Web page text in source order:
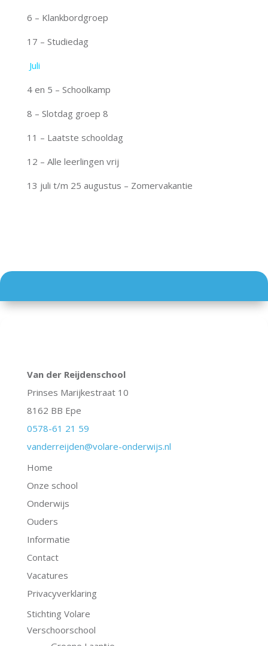
6 – Klankbordgroep
17 – Studiedag
Juli
4 en 5 – Schoolkamp
8 – Slotdag groep 8
11 – Laatste schooldag
12 – Alle leerlingen vrij
13 juli t/m 25 augustus – Zomervakantie
Van der Reijdenschool
Prinses Marijkestraat 10
8162 BB Epe
0578-61 21 59
vanderreijden@volare-onderwijs.nl
Home
Onze school
Onderwijs
Ouders
Informatie
Contact
Vacatures
Privacyverklaring
Stichting Volare
Verschoorschool